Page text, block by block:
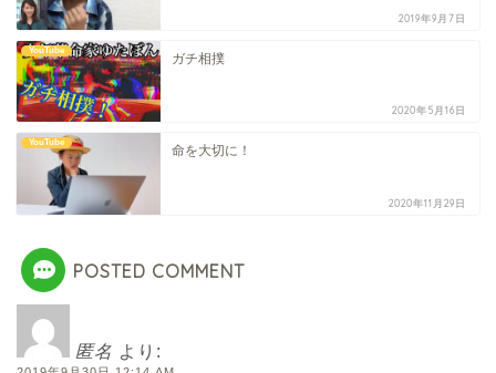
2019年9月7日
YouTube
ガチ相撲
2020年5月16日
YouTube
命を大切に！
2020年11月29日
POSTED COMMENT
匿名 より: